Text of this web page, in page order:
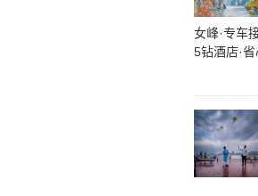
女峰·专车
5钻酒店·